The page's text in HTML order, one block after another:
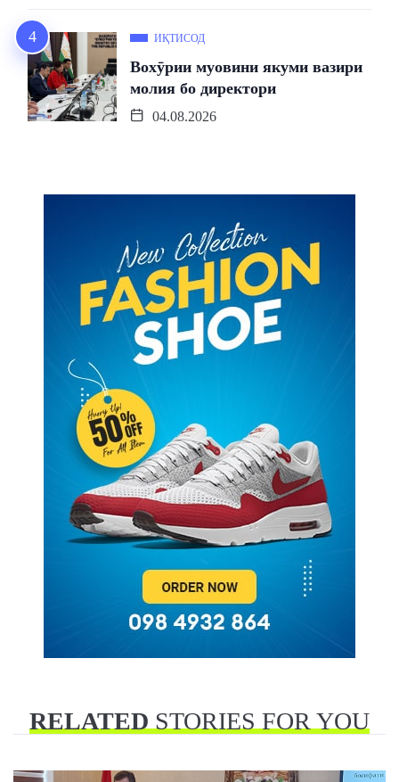
ИҚТИСОД
Вохӯрии муовини якуми вазири
молия бо директори
04.08.2026
RELATEDSTORIES FOR YOU